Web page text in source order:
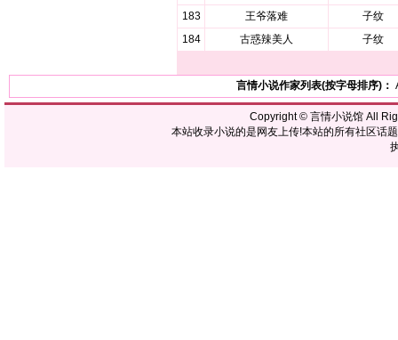
183
王爷落难
子纹
184
古惑辣美人 子纹
言情小说作家列表(按字母排序)：
Copyright © 言情小说馆All
本站收录小说的是网友上传!本站的所有社区话